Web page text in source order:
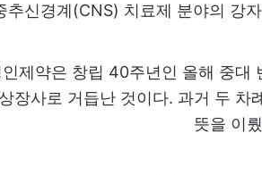
추신경계(CNS) 치료제 분야의 강
제약은 창립 40주년인 올해 중대
장사로 거듭난 것이다. 과거 두 차
뜻을 이